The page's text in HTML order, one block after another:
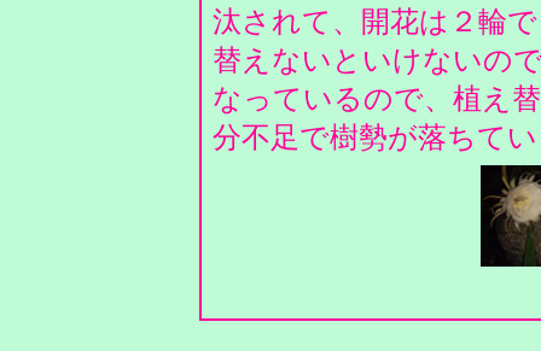
汰されて、開花は２輪
替えないといけないの
なっているので、植え
分不足で樹勢が落ちて